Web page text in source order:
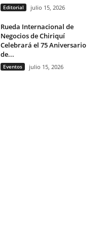
Editorial julio 15, 2026
Rueda Internacional de
Negocios de Chiriquí
Celebrará el 75 Aniversario
de...
Eventos julio 15, 2026